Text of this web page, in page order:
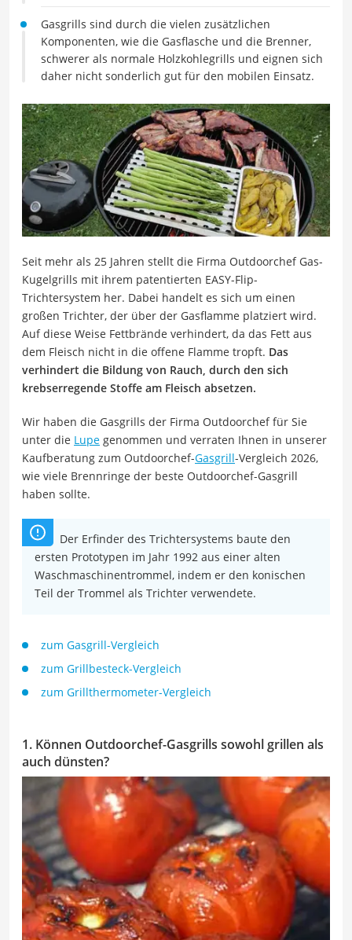
Gasgrills sind durch die vielen zusätzlichen
Komponenten, wie die Gasflasche und die Brenner,
schwerer als normale Holzkohlegrills und eignen sich
daher nicht sonderlich gut für den mobilen Einsatz.
Seit mehr als 25 Jahren stellt die Firma Outdoorchef Gas-
Kugelgrills mit ihrem patentierten EASY-Flip-
Trichtersystem her. Dabei handelt es sich um einen
großen Trichter, der über der Gasflamme platziert wird.
Auf diese Weise Fettbrände verhindert, da das Fett aus
dem Fleisch nicht in die offene Flamme tropft. Das
verhindert die Bildung von Rauch, durch den sich
krebserregende Stoffe am Fleisch absetzen.
Wir haben die Gasgrills der Firma Outdoorchef für Sie
unter die Lupe genommen und verraten Ihnen in unserer
Kaufberatung zum Outdoorchef-Gasgrill-Vergleich 2026,
wie viele Brennringe der beste Outdoorchef-Gasgrill
haben sollte.
Der Erfinder des Trichtersystems baute den
ersten Prototypen im Jahr 1992 aus einer alten
Waschmaschinentrommel, indem er den konischen
Teil der Trommel als Trichter verwendete.
zum Gasgrill-Vergleich
zum Grillbesteck-Vergleich
zum Grillthermometer-Vergleich
1. Können Outdoorchef-Gasgrills sowohl grillen als
auch dünsten?